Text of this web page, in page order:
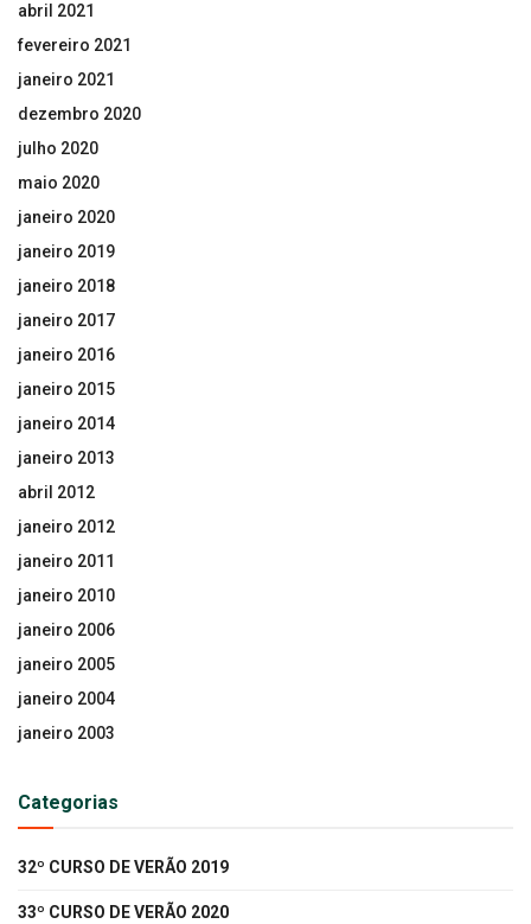
abril 2021
fevereiro 2021
janeiro 2021
dezembro 2020
julho 2020
maio 2020
janeiro 2020
janeiro 2019
janeiro 2018
janeiro 2017
janeiro 2016
janeiro 2015
janeiro 2014
janeiro 2013
abril 2012
janeiro 2012
janeiro 2011
janeiro 2010
janeiro 2006
janeiro 2005
janeiro 2004
janeiro 2003
Categorias
32º CURSO DE VERÃO 2019
33º CURSO DE VERÃO 2020